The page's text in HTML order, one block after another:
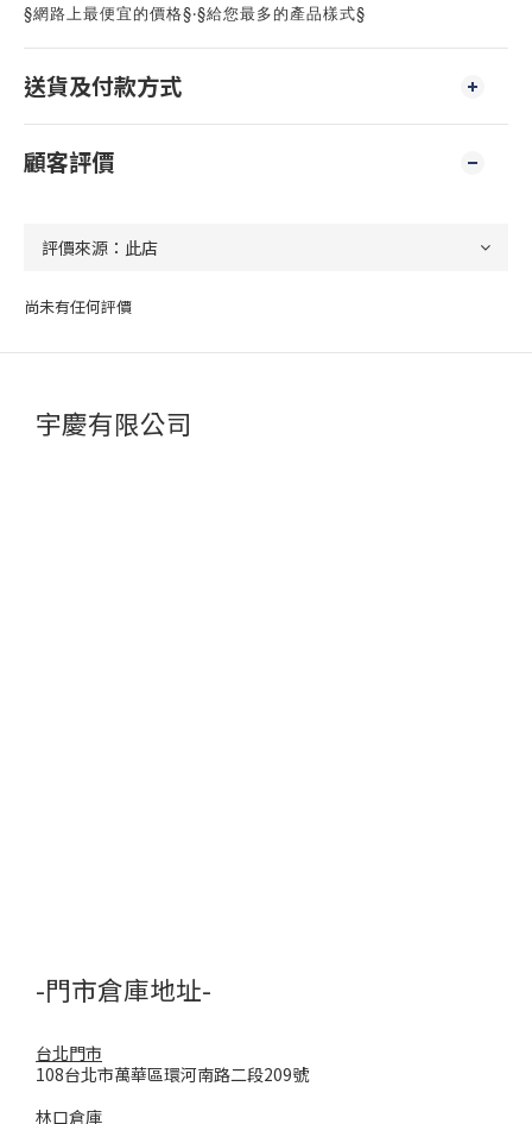
§網路上最便宜的價格§‧§給您最多的產品樣式§
送貨及付款方式
顧客評價
尚未有任何評價
宇慶有限公司
-門市倉庫地址-
台北門市
108台北市萬華區環河南路二段209號
林口倉庫